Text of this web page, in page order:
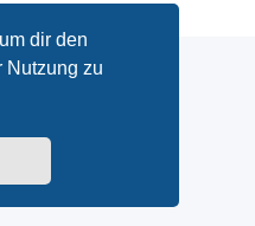
dir den
Nutzung zu